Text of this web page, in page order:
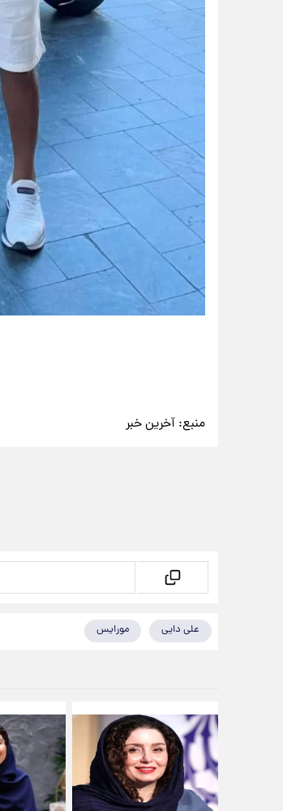
منبع: آخرین خبر
علی دایی مورایس